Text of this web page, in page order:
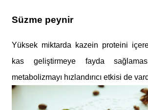
Süzme peynir
Yüksek miktarda kazein proteini
kas geliştirmeye fayda
metabolizmayı hızlandırıcı etkisi de